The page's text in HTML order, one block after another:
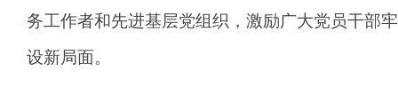
务工作者和先进基层党组织，激励广大党员干部
设新局面。